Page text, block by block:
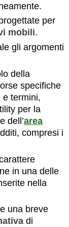
per
mobili.
gli argomenti
della
specifiche
e termini,
per la
dell’area
compresi i
in una delle
nella
una breve
di